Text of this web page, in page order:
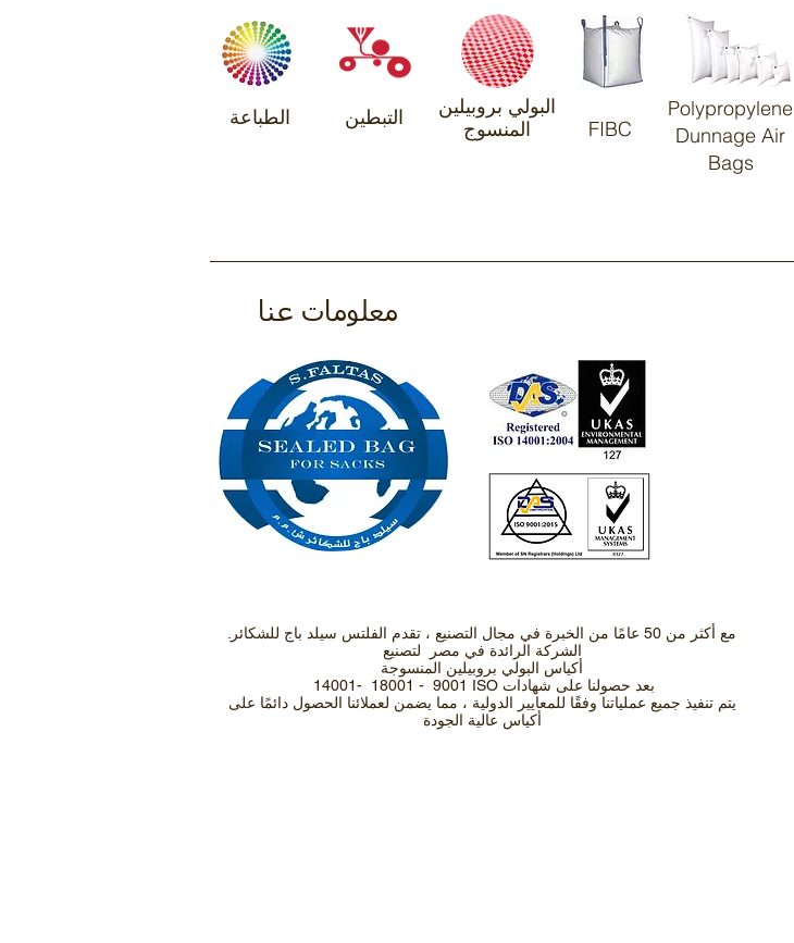
الطباعة التبطين
البولي بروبيلين
المنسوج
FIBC
Polypropylene
Dunnage Air
Bags
معلومات عنا
مع أكثر من 50 عامًا من الخبرة في مجال التصنيع ، تقدم الفلتس سيلد باج للشكائر.
الشركة الرائدة في مصر لتصنيع
أكياس البولي بروبيلين المنسوجة
14001- 18001 - 9001 ISO بعد حصولنا على شهادات
يتم تنفيذ جميع عملياتنا وفقًا للمعايير الدولية ، مما يضمن لعملائنا الحصول دائمًا على
أكياس عالية الجودة